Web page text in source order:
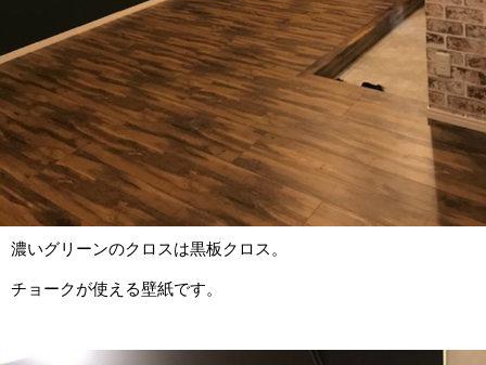
濃いグリーンのクロスは黒板クロス。
チョークが使える壁紙です。